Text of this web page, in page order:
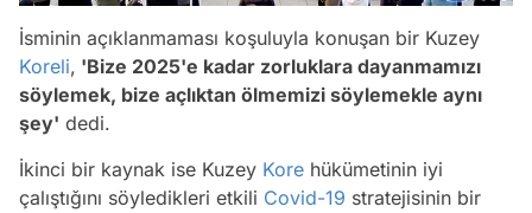
İsminin açıklanmaması koşuluyla konuşan bir Kuzey
Koreli, 'Bize 2025'e kadar zorluklara dayanmamızı
söylemek, bize açlıktan ölmemizi söylemekle aynı
şey' dedi.
İkinci bir kaynak ise Kuzey Kore hükümetinin iyi
çalıştığını söyledikleri etkili Covid-19 stratejisinin bir